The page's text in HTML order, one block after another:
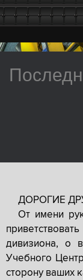
ДОРОГИЕ
От имени
дивизиона, о
Учебного
сторону ваших